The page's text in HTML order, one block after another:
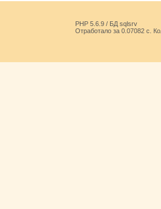
PHP 5.6.9 / БД sqlsrv
Отработало за 0.07082 с.